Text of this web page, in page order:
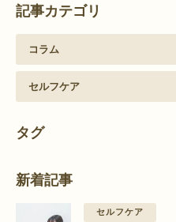
記事カテゴリ
コラム
セルフケア
タグ
新着記事
セルフケア